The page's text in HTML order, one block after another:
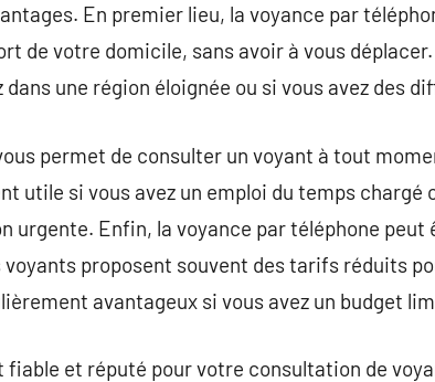
En premier lieu, la voyance par
de votre domicile, sans avoir à vous
une région éloignée ou si vous avez des
permet de consulter un voyant à tout
utile si vous avez un emploi du temps chargé
urgente. Enfin, la voyance par téléphone peut
proposent souvent des tarifs réduits
avantageux si vous avez un budget
et réputé pour votre consultation de